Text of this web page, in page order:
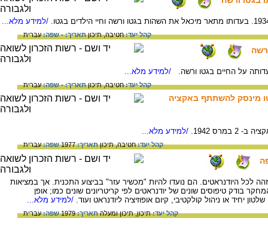
/למידע מלא...
קהל יעד:חטיבה,תיכוןתאריך:-שפה:עברית
/למידע מלא...
קהל יעד:חטיבה,תיכוןתאריך:-שפה:עברית
מינסק להשתתף באקציה
1942. /למידע מלא...
קהל יעד:חטיבה,תיכוןתאריך:1977 שפה:עברית
לכל היודנראטים. הם נועדו להיות "מכשיר עזר" בביצוע התכנית. אך במציאות
בודק טיפוסים שונים של יודנראטים לפי קריטריונים שונים כמו; אופן
יחיד או ניהול קולקטיבי, קיום אופוזיציה ליודנראט ועוד. /למידע מלא...
קהל יעד:תיכון,תיכון ומעלהתאריך:1979 שפה:עברית